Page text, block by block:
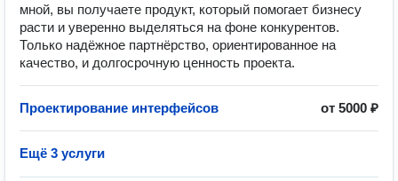
мной, вы получаете продукт, который помогает бизнесу
расти и уверенно выделяться на фоне конкурентов.
Только надёжное партнёрство, ориентированное на
качество, и долгосрочную ценность проекта.
Проектирование интерфейсов от 5000 ₽
Ещё 3 услуги